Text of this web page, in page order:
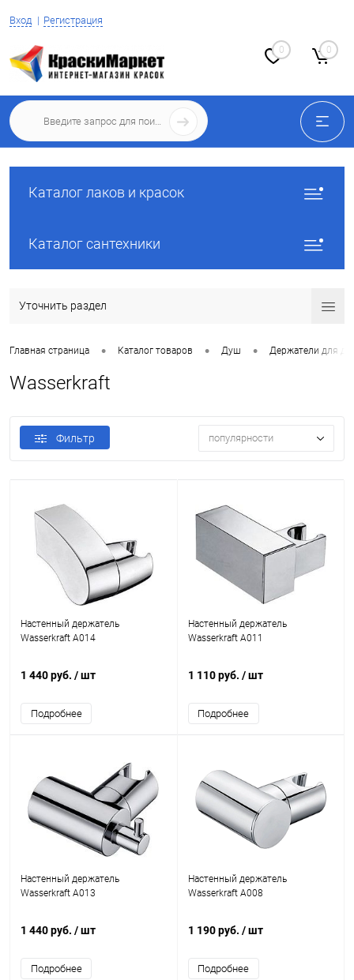
Вход Регистрация
0 0
Каталог лаков и красок
Каталог сантехники
Уточнить раздел
Главная страница • Каталог товаров • Душ • Держатели для
Wasserkraft
Фильтр популярности
Настенный держатель
Wasserkraft A014
1 440 руб. / шт
Подробнее
Настенный держатель
Wasserkraft A011
1 110 руб. / шт
Подробнее
Настенный держатель
Wasserkraft A013
1 440 руб. / шт
Подробнее
Настенный держатель
Wasserkraft A008
1 190 руб. / шт
Подробнее